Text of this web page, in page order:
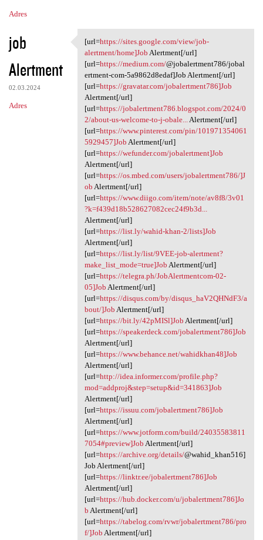
Adres
job
Alertment
02.03.2024
Adres
[url=https://sites.google.com
[url=https://sites.google.com/view/job-
alertment/home]Job Alertment[/url]
[url=https://medium.com/@jobalertment786/jobal
ertment-com-5a9862d8edaf]Job Alertment[/url]
[url=https://gravatar.com/jobalertment786]Job
Alertment[/url]
[url=https://jobalertment786.blogspot.com/2024/0
2/about-us-welcome-to-j-obale...
Alertment[/url]
[url=https://www.pinterest.com/pin/101971354061
5929457]Job Alertment[/url]
[url=https://wefunder.com/jobalertment]Job
Alertment[/url]
[url=https://os.mbed.com/users/jobalertment786/]J
ob Alertment[/url]
[url=https://www.diigo.com/item/note/av8f8/3v01
?k=f439d18b528627082cec24f9b3d...
Alertment[/url]
[url=https://list.ly/wahid-khan-2/lists]Job
Alertment[/url]
[url=https://list.ly/list/9VEE-job-alertment?
make_list_mode=true]Job Alertment[/url]
[url=https://telegra.ph/JobAlertmentcom-02-
05]Job Alertment[/url]
[url=https://disqus.com/by/disqus_haV2QHNdF3/a
bout/]Job Alertment[/url]
[url=https://bit.ly/42pMISl]Job Alertment[/url]
[url=https://speakerdeck.com/jobalertment786]Job
Alertment[/url]
[url=https://www.behance.net/wahidkhan48]Job
Alertment[/url]
[url=http://idea.informer.com/profile.php?
mod=addproj&step=setup&id=341863]Job
Alertment[/url]
[url=https://issuu.com/jobalertment786]Job
Alertment[/url]
[url=https://www.jotform.com/build/24035583811
7054#preview]Job Alertment[/url]
[url=https://archive.org/details/@wahid_khan516]
Job Alertment[/url]
[url=https://linktr.ee/jobalertment786]Job
Alertment[/url]
[url=https://hub.docker.com/u/jobalertment786]Jo
b Alertment[/url]
[url=https://tabelog.com/rvwr/jobalertment786/pro
f/]Job Alertment[/url]